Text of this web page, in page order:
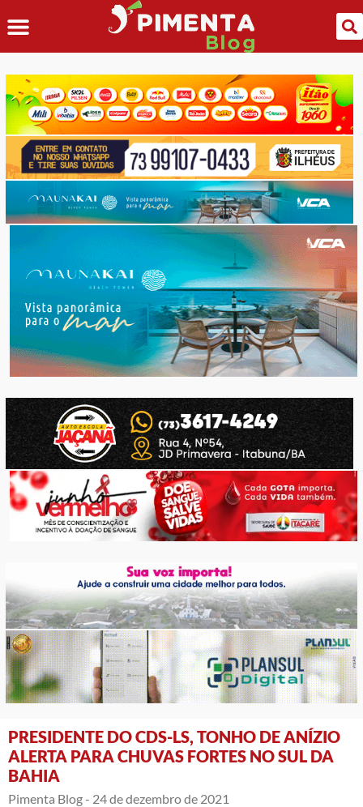
PRESIDENTE DO CDS-LS, TONHO DE ANÍZIO
ALERTA PARA CHUVAS FORTES NO SUL DA
BAHIA
Pimenta Blog - 24 de dezembro de 2021